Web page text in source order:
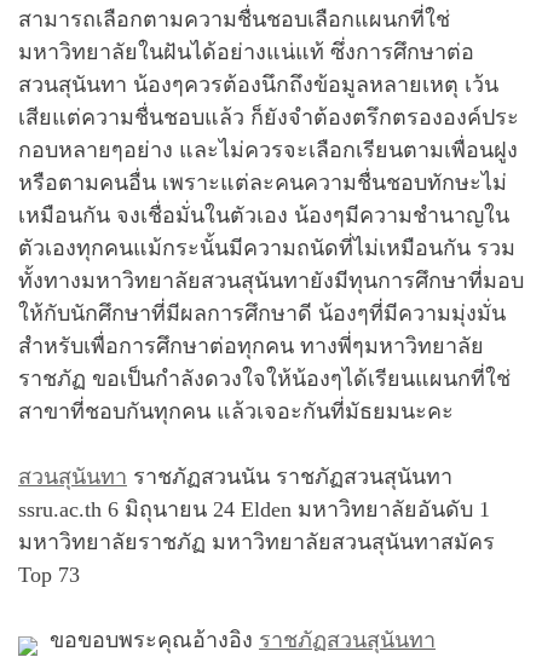
สามารถเลือกตามความชื่นชอบเลือกแผนกที่ใช่
มหาวิทยาลัยในฝันได้อย่างแน่แท้ ซึ่งการศึกษาต่อ
สวนสุนันทา น้องๆควรต้องนึกถึงข้อมูลหลายเหตุ เว้น
เสียแต่ความชื่นชอบแล้ว ก็ยังจำต้องตรึกตรององค์ประ
กอบหลายๆอย่าง และไม่ควรจะเลือกเรียนตามเพื่อนฝูง
หรือตามคนอื่น เพราะแต่ละคนความชื่นชอบทักษะไม่
เหมือนกัน จงเชื่อมั่นในตัวเอง น้องๆมีความชำนาญใน
ตัวเองทุกคนแม้กระนั้นมีความถนัดที่ไม่เหมือนกัน รวม
ทั้งทางมหาวิทยาลัยสวนสุนันทายังมีทุนการศึกษาที่มอบ
ให้กับนักศึกษาที่มีผลการศึกษาดี น้องๆที่มีความมุ่งมั่น
สำหรับเพื่อการศึกษาต่อทุกคน ทางพี่ๆมหาวิทยาลัย
ราชภัฏ ขอเป็นกำลังดวงใจให้น้องๆได้เรียนแผนกที่ใช่
สาขาที่ชอบกันทุกคน แล้วเจอะกันที่มัธยมนะคะ
สวนสุนันทา ราชภัฏสวนนัน ราชภัฏสวนสุนันทา
ssru.ac.th 6 มิถุนายน 24 Elden มหาวิทยาลัยอันดับ 1
มหาวิทยาลัยราชภัฏ มหาวิทยาลัยสวนสุนันทาสมัคร
Top 73
ขอขอบพระคุณอ้างอิง ราชภัฏสวนสุนันทา